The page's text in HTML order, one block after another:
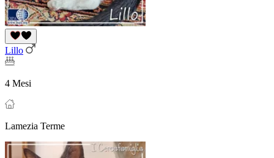
Lillo
4 Mesi
Lamezia Terme